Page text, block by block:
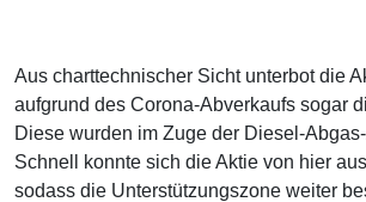
Aus charttechnischer Sicht unterbot die
aufgrund des Corona-Abverkaufs sogar
Diese wurden im Zuge der Diesel-
Schnell konnte sich die Aktie von hier
sodass die Unterstützungszone weiter